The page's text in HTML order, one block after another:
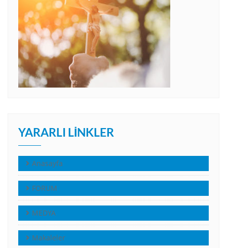
YARARLI LINKLER
Anasayfa
FORUM
MEDYA
Makaleler